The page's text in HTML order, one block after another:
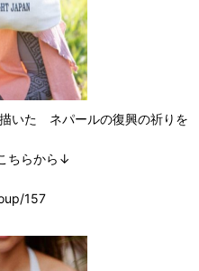
た ネパールの復興の祈りを
ちらから↓
157